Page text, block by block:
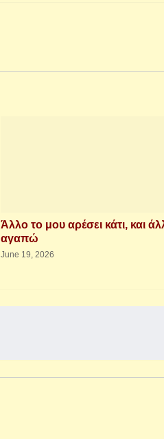
Άλλο το μου αρέσει κάτι, και
αγαπώ
June 19, 2026